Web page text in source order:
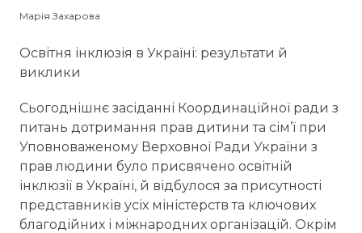
Марія Захарова
Освітня інклюзія в Україні: результати й
виклики
Сьогоднішнє засіданні Координаційної ради з
питань дотримання прав дитини та сім’ї при
Уповноваженому Верховної Ради України з
прав людини було присвячено освітній
інклюзії в Україні, й відбулося за присутності
представників усіх міністерств та ключових
благодійних і міжнародних організацій. Окрім